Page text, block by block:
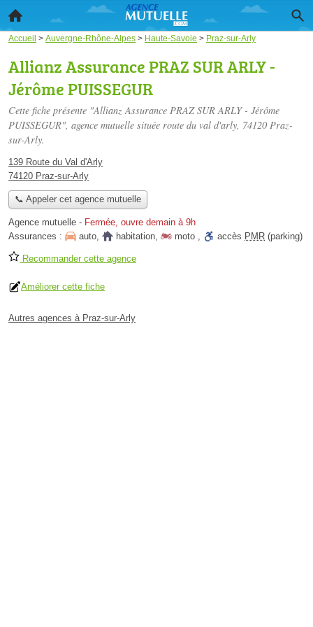
Accueil > Auvergne-Rhône-Alpes > Haute-Savoie > Praz-sur-Arly
Allianz Assurance PRAZ SUR ARLY -
Jérôme PUISSEGUR
Cette fiche présente "Allianz Assurance PRAZ SUR ARLY - Jérôme
PUISSEGUR", agence mutuelle située route du val d'arly, 74120 Praz-
sur-Arly.
139 Route du Val d'Arly
74120 Praz-sur-Arly
📞 Appeler cet agence mutuelle
Agence mutuelle - Fermée, ouvre demain à 9h
Assurances :
auto, habitation, moto , accès PMR (parking)
Recommander cette agence
Améliorer cette fiche
Autres agences à Praz-sur-Arly